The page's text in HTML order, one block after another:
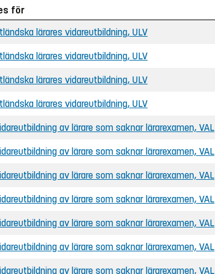
för
lärares vidareutbildning, ULV
lärares vidareutbildning, ULV
lärares vidareutbildning, ULV
lärares vidareutbildning, ULV
av lärare som saknar lärarexamen, VAL
av lärare som saknar lärarexamen, VAL
av lärare som saknar lärarexamen, VAL
av lärare som saknar lärarexamen, VAL
av lärare som saknar lärarexamen, VAL
av lärare som saknar lärarexamen, VAL
av lärare som saknar lärarexamen, VAL